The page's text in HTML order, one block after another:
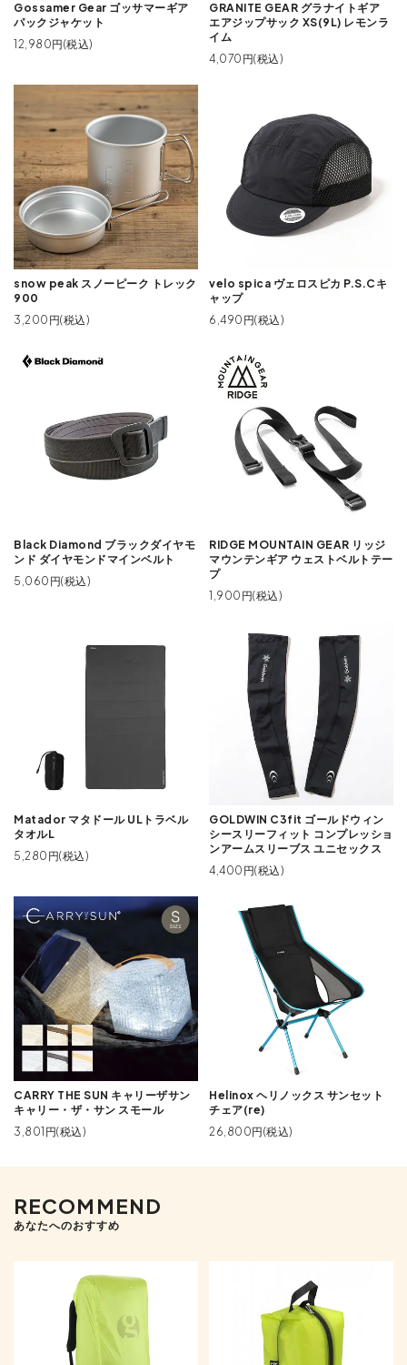
Gossamer Gear ゴッサマーギア
パックジャケット
12,980円(税込)
GRANITE GEAR グラナイトギア
エアジップサック XS(9L) レモンラ
イム
4,070円(税込)
snow peak スノーピーク トレック
900
3,200円(税込)
velo spica ヴェロスピカ P.S.Cキ
ャップ
6,490円(税込)
Black Diamond ブラックダイヤモ
ンド ダイヤモンドマインベルト
5,060円(税込)
RIDGE MOUNTAIN GEAR リッジ
マウンテンギア ウェストベルトテー
プ
1,900円(税込)
Matador マタドール ULトラベル
タオルL
5,280円(税込)
GOLDWIN C3fit ゴールドウィン
シースリーフィット コンプレッショ
ンアームスリーブス ユニセックス
4,400円(税込)
CARRY THE SUN キャリーザサン
キャリー・ザ・サン スモール
3,801円(税込)
Helinox ヘリノックス サンセット
チェア(re)
26,800円(税込)
RECOMMEND
あなたへのおすすめ